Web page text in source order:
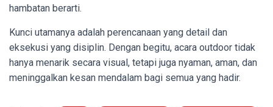
hambatan berarti.
Kunci utamanya adalah perencanaan yang detail dan
eksekusi yang disiplin. Dengan begitu, acara outdoor tidak
hanya menarik secara visual, tetapi juga nyaman, aman, dan
meninggalkan kesan mendalam bagi semua yang hadir.